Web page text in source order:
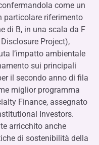
come un
particolare riferimento
di B, in una scala da F
Project),
l’impatto ambientale
sui principali
il secondo anno di fila
miglior programma
Finance, assegnato
Investors.
arricchito anche
di sostenibilità della